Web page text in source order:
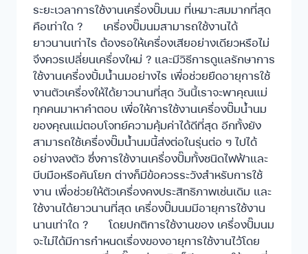
ระยะเวลาการใช้งานเครื่องปั๊มนม ที่เหมาะสมมากที่สุด
คือเท่าใด ? เครื่องปั๊มนมสามารถใช้งานได้
ยาวนานเท่าไร ต้องรอให้เครื่องเสียอย่างเดียวหรือไม่
จึงควรเปลี่ยนเครื่องใหม่ ? และมีวิธีการดูแลรักษาการ
ใช้งานเครื่องปั้มน้ำนมอย่างไร เพื่อช่วยยืดอายุการใช้
งานตัวเครื่องให้ได้ยาวนานที่สุด วันนี้เราจะพาคุณแม่
ทุกคนมาหาคำตอบ เพื่อให้การใช้งานเครื่องปั๊มน้ำนม
ของคุณแม่ตอบโจทย์ความคุ้มค่าได้ดีที่สุด อีกทั้งยัง
สามารถใช้เครื่องปั๊มน้ำนมนี้ส่งต่อในรุ่นต่อ ๆ ไปได้
อย่างลงตัว ซึ่งการใช้งานเครื่องปั๊มทั้งชนิดไฟฟ้าและ
บีบมือหรือคันโยก ต่างก็มีข้อควรระวังสำหรับการใช้
งาน เพื่อช่วยให้ตัวเครื่องคงประสิทธิภาพเช่นเดิม และ
ใช้งานได้ยาวนานที่สุด เครื่องปั๊มนมมีอายุการใช้งาน
นานเท่าใด ? โดยปกติการใช้งานของ เครื่องปั๊มนม
จะไม่ได้มีการกำหนดเรื่องของอายุการใช้งานไว้โดย